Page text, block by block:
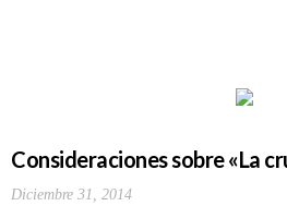
Consideraciones sobre «La
Diciembre 31, 2014